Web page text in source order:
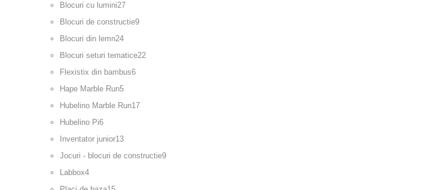
Blocuri cu lumini27
Blocuri de constructie9
Blocuri din lemn24
Blocuri seturi tematice22
Flexistix din bambus6
Hape Marble Run5
Hubelino Marble Run17
Hubelino Pi6
Inventator junior13
Jocuri - blocuri de constructie9
Labbox4